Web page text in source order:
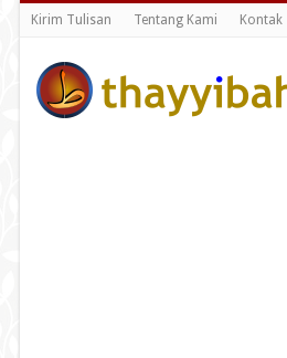
Kirim Tulisan Tentang Kami Kontak